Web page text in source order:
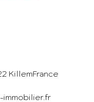
KillemFrance